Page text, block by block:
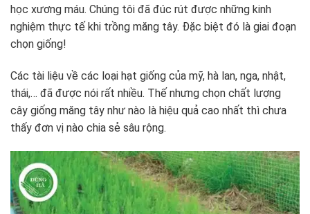
học xương máu. Chúng tôi đã đúc rút được những kinh
nghiệm thực tế khi trồng măng tây. Đặc biệt đó là giai đoạn
chọn giống!
Các tài liệu về các loại hạt giống của mỹ, hà lan, nga, nhật,
thái,… đã được nói rất nhiều. Thế nhưng chọn chất lượng
cây giống măng tây như nào là hiệu quả cao nhất thì chưa
thấy đơn vị nào chia sẻ sâu rộng.